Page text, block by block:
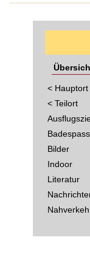
< Hauptort
< Teilort
Badespass
Bilder
Indoor
Literatur